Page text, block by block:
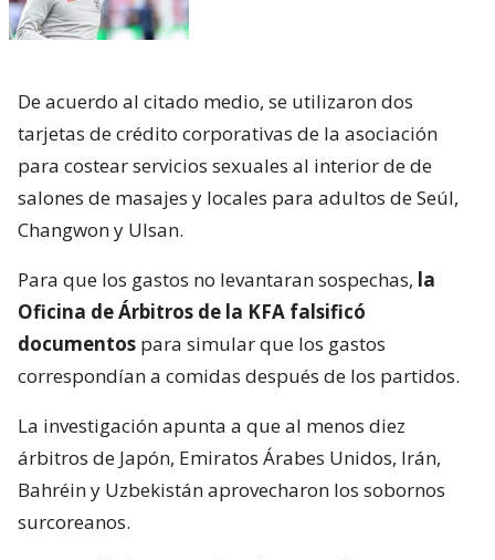
De acuerdo al citado medio, se utilizaron dos
tarjetas de crédito corporativas de la asociación
para costear servicios sexuales al interior de de
salones de masajes y locales para adultos de Seúl,
Changwon y Ulsan.
Para que los gastos no levantaran sospechas, la
Oficina de Árbitros de la KFA falsificó
documentos para simular que los gastos
correspondían a comidas después de los partidos.
La investigación apunta a que al menos diez
árbitros de Japón, Emiratos Árabes Unidos, Irán,
Bahréin y Uzbekistán aprovecharon los sobornos
surcoreanos.